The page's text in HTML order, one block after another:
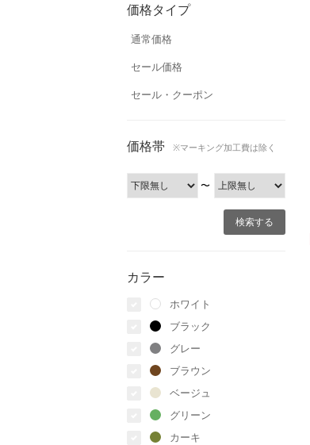
価格タイプ
通常価格
セール価格
セール・クーポン
価格帯 ※マーキング加工費は除く
〜
カラー
ホワイト
ブラック
グレー
ブラウン
ベージュ
グリーン
カーキ